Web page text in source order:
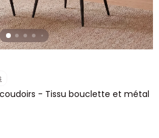
- Tissu bouclette et métal